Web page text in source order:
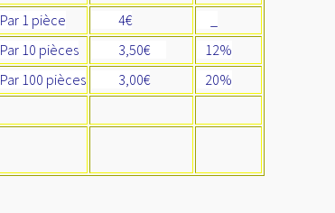
Par 1 pièce
4€
Par 10 pièces
3,50€
12%
Par 100 pièces
3,00€ 20%